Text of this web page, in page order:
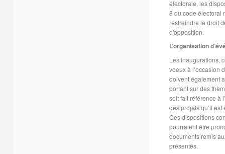
électorale, les
8 du code électoral
restreindre le droit
d'opposition.
L’organisation
Les inaugurations,
voeux à l’occasion
doivent également
portant sur des
soit fait référence à
des projets qu’il
Ces dispositions
pourraient être
documents remis
présentés.